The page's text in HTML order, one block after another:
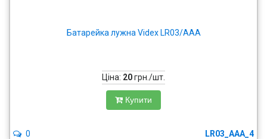
Батарейка лужна Videx LR03/AAA
Ціна: 20грн./шт.
Купити
LR03_AAA_4
0